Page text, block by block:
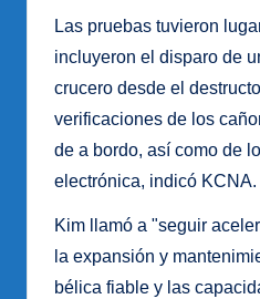
Las pruebas tuvieron
incluyeron el disparo de
crucero desde el
verificaciones de los
de a bordo, así como de
electrónica, indicó KCNA.
Kim llamó a "seguir
la expansión y
bélica fiable y las